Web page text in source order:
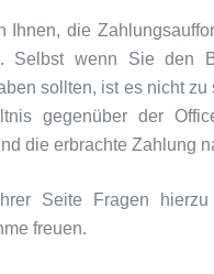
Ihnen, die
Selbst wenn Sie den
sollten, ist es nicht
gegenüber der
die erbrachte Zahlung
Seite Fragen
freuen.